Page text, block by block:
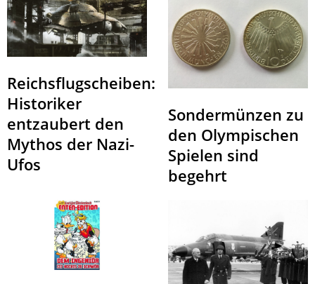
Reichsflugscheiben:
Historiker
entzaubert den
Mythos der Nazi-
Ufos
Sondermünzen zu
den Olympischen
Spielen sind
begehrt